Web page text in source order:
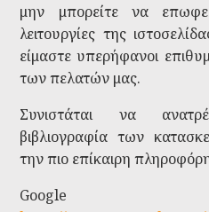
μην μπορείτε να
λειτουργίες της
είμαστε υπερήφανοι
των πελατών μας.
Συνιστάται να
βιβλιογραφία των
την πιο επίκαιρη
Google